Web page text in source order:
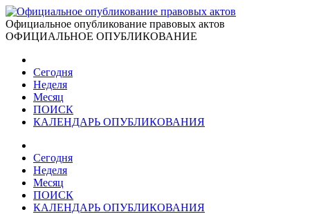
Официальное опубликование правовых актов
ОФИЦИАЛЬНОЕ ОПУБЛИКОВАНИЕ
Сегодня
Неделя
Месяц
ПОИСК
КАЛЕНДАРЬ ОПУБЛИКОВАНИЯ
Сегодня
Неделя
Месяц
ПОИСК
КАЛЕНДАРЬ ОПУБЛИКОВАНИЯ